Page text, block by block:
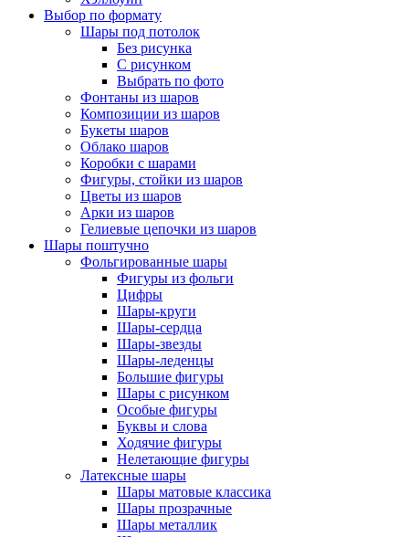
Выбор по формату
Шары под потолок
Без рисунка
С рисунком
Выбрать по фото
Фонтаны из шаров
Композиции из шаров
Букеты шаров
Облако шаров
Коробки с шарами
Фигуры, стойки из шаров
Цветы из шаров
Арки из шаров
Гелиевые цепочки из шаров
Шары поштучно
Фольгированные шары
Фигуры из фольги
Цифры
Шары-круги
Шары-сердца
Шары-звезды
Шары-леденцы
Большие фигуры
Шары с рисунком
Особые фигуры
Буквы и слова
Ходячие фигуры
Нелетающие фигуры
Латексные шары
Шары матовые классика
Шары прозрачные
Шары металлик